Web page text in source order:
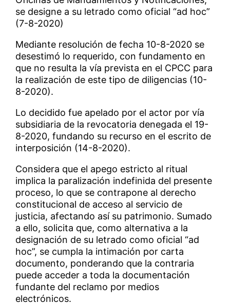
se designe a su letrado como oficial “ad hoc”
(7-8-2020)
Mediante resolución de fecha 10-8-2020 se
desestimó lo requerido, con fundamento en
que no resulta la vía prevista en el CPCC para
la realización de este tipo de diligencias (10-
8-2020).
Lo decidido fue apelado por el actor por vía
subsidiaria de la revocatoria denegada el 19-
8-2020, fundando su recurso en el escrito de
interposición (14-8-2020).
Considera que el apego estricto al ritual
implica la paralización indefinida del presente
proceso, lo que se contrapone al derecho
constitucional de acceso al servicio de
justicia, afectando así su patrimonio. Sumado
a ello, solicita que, como alternativa a la
designación de su letrado como oficial “ad
hoc”, se cumpla la intimación por carta
documento, ponderando que la contraria
puede acceder a toda la documentación
fundante del reclamo por medios
electrónicos.